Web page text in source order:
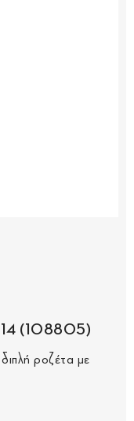
(108805)
ροζέτα με